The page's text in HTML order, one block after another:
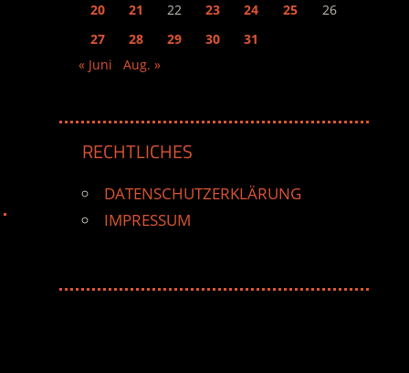
20
21 22 23 24 25
26
27
28 29 30
31
« Juni
Aug. »
RECHTLICHES
DATENSCHUTZERKLÄRUNG
IMPRESSUM